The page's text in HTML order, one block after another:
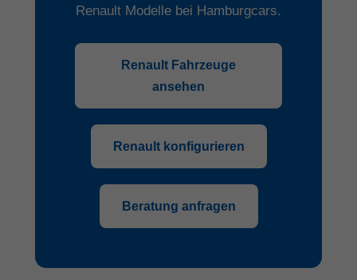
Renault Modelle bei Hamburgcars.
Renault Fahrzeuge
ansehen
Renault konfigurieren
Beratung anfragen